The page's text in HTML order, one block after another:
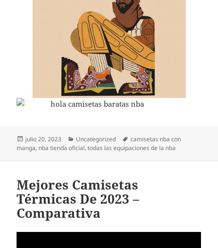
Publicado
el
julio 20, 2023 Categorías
Uncategorized Etiquetas
camisetas nba con
manga, nba tienda oficial,todas las equipaciones de la nba
Mejores Camisetas
Térmicas De 2023 –
Comparativa